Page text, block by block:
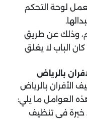
لوحة التحكم
وذلك عن طريق
الباب لا يغلق
بالرياض
الأفران بالرياض
العوامل ما يلي:
خبرة في تنظيف